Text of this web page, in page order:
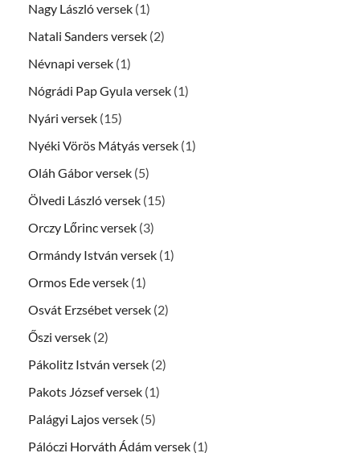
Nagy László versek (1)
Natali Sanders versek (2)
Névnapi versek (1)
Nógrádi Pap Gyula versek (1)
Nyári versek (15)
Nyéki Vörös Mátyás versek (1)
Oláh Gábor versek (5)
Ölvedi László versek (15)
Orczy Lőrinc versek (3)
Ormándy István versek (1)
Ormos Ede versek (1)
Osvát Erzsébet versek (2)
Őszi versek (2)
Pákolitz István versek (2)
Pakots József versek (1)
Palágyi Lajos versek (5)
Pálóczi Horváth Ádám versek (1)